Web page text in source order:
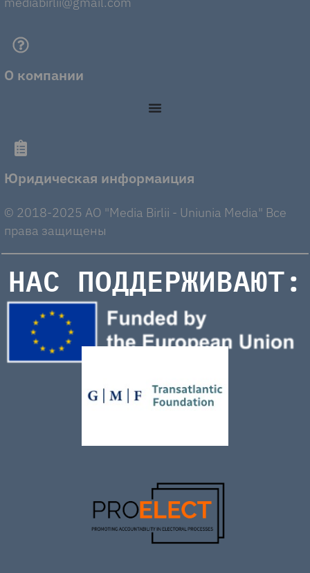
О компании
Юридическая информаиция
© 2018-2025 AO "Media Birlii - Uniunia Media" Все
права защищены
НАС ПОДДЕРЖИВАЮТ: